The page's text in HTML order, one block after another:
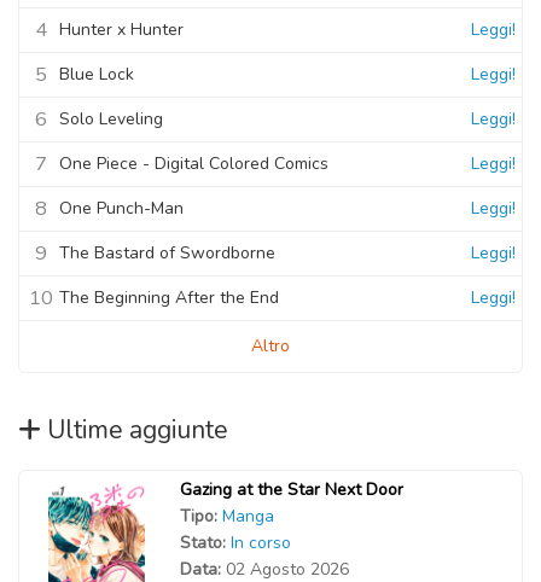
4 Hunter x Hunter Leggi!
5 Blue Lock Leggi!
6 Solo Leveling Leggi!
7 One Piece - Digital Colored Comics Leggi!
8 One Punch-Man Leggi!
9 The Bastard of Swordborne Leggi!
10 The Beginning After the End Leggi!
Altro
Ultime aggiunte
Gazing at the Star Next Door
Tipo: Manga
Stato: In corso
Data: 02 Agosto 2026